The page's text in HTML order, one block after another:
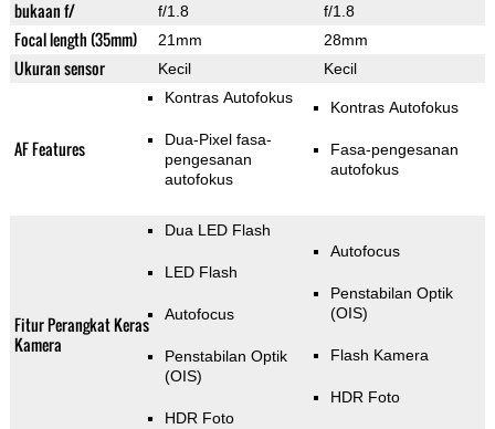
bukaan f/ f/1.8 f/1.8
Focal length (35mm) 21mm 28mm
Ukuran sensor Kecil Kecil
AF Features
Kontras Autofokus
Dua-Pixel fasa-
pengesanan
autofokus
Kontras Autofokus
Fasa-pengesanan
autofokus
Fitur Perangkat Keras
Kamera
Dua LED Flash
LED Flash
Autofocus
Penstabilan Optik
(OIS)
HDR Foto
Autofocus
Penstabilan Optik
(OIS)
Flash Kamera
HDR Foto